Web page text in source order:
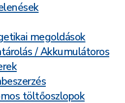
megoldások
/ Akkumulátoros
töltőoszlopok